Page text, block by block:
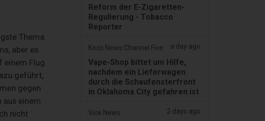
Thema
aber es
einem Flug
geführt,
gegen
einem
nicht
Reform der E-Zigaretten-
Regulierung - Tobacco
Reporter
Koco News Channel Five a day ago
Vape-Shop bittet um Hilfe,
nachdem ein Lieferwagen
durch die Schaufensterfront
in Oklahoma City gefahren ist
Vice News 2 days ago